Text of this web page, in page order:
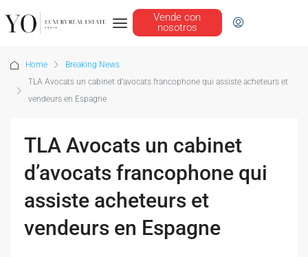
Vende con
nosotros
Home
Breaking News
TLA Avocats un cabinet d’avocats francophone qui assiste acheteurs et
vendeurs en Espagne
TLA Avocats un cabinet
d’avocats francophone qui
assiste acheteurs et
vendeurs en Espagne